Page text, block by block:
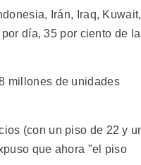
Irán, Iraq, Kuwait,
día, 35 por ciento de la
millones de unidades
(con un piso de 22 y
que ahora "el piso